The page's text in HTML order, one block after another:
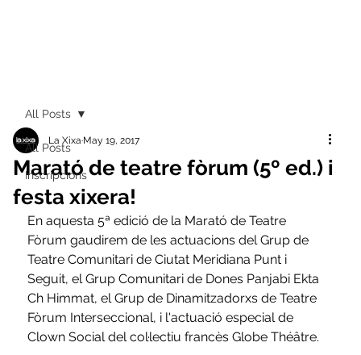
All Posts
Inscripcions
All Posts
Marató de teatre fòrum (5º ed.) i
festa xixera!
La Xixa May 19, 2017
En aquesta 5ª edició de la Marató de Teatre
Fòrum gaudirem de les actuacions del Grup de
Teatre Comunitari de Ciutat Meridiana Punt i
Seguit, el Grup Comunitari de Dones Panjabi Ekta
Ch Himmat, el Grup de Dinamitzadorxs de Teatre
Fòrum Interseccional, i l'actuació especial de
Clown Social del col·lectiu francès Globe Théâtre.